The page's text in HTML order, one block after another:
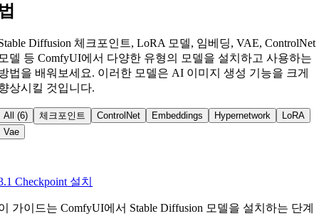
Diffusion 체크포인트, LoRA 모델, 임베딩, VAE, ControlNet
델 등 ComfyUI에서 다양한 유형의 모델을 설치하고 사용하는
법을 배워보세요. 이러한 모델은 AI 이미지 생성 기능을 크게
상시킬 것입니다.
All (6) 체크포인트 ControlNet Embeddings Hypernetwork
LoRA
Vae
Checkpoint 설치
가이드는 ComfyUI에서 Stable Diffusion 모델을 설치하는 단계